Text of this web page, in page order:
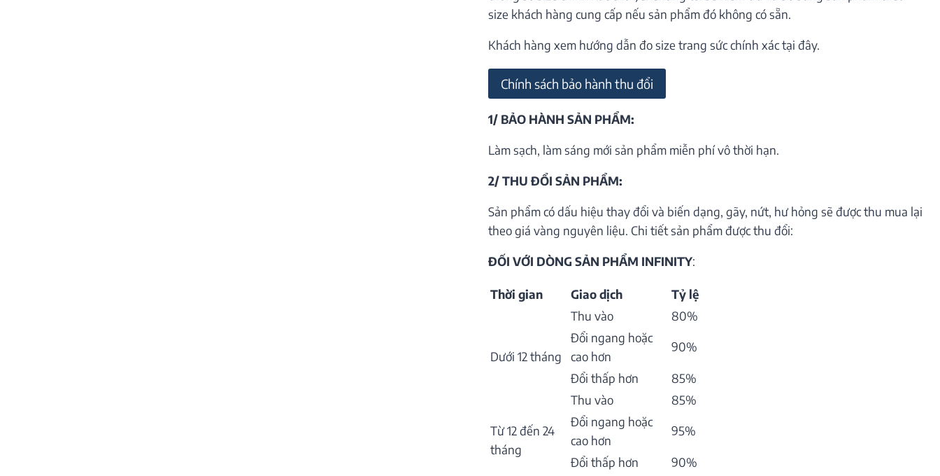
size khách hàng cung cấp nếu sản phẩm đó không có sẵn.
Khách hàng xem hướng dẫn đo size trang sức chính xác tại đây.
Chính sách bảo hành thu đổi
1/ BẢO HÀNH SẢN PHẨM:
Làm sạch, làm sáng mới sản phẩm miễn phí vô thời hạn.
2/ THU ĐỔI SẢN PHẨM:
Sản phẩm có dấu hiệu thay đổi và biến dạng, gãy, nứt, hư hỏng sẽ được thu mua lại
theo giá vàng nguyên liệu. Chi tiết sản phẩm được thu đổi:
ĐỐI VỚI DÒNG SẢN PHẨM INFINITY:
Thời gian Giao dịch Tỷ lệ
Dưới 12 tháng
Thu vào
80%
Đổi ngang hoặc
cao hơn
90%
Đổi thấp hơn 85%
Từ 12 đến 24
tháng
Thu vào
85%
Đổi ngang hoặc
cao hơn
95%
Đổi thấp hơn 90%